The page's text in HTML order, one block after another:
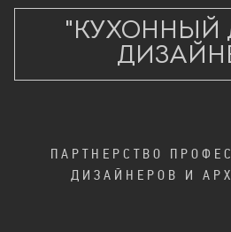
"КУХОННЫЙ
ПАРТНЕРСТВО
ДИЗАЙНЕРОВ И